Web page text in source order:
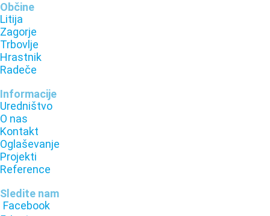
Občine
Litija
Zagorje
Trbovlje
Hrastnik
Radeče
Informacije
Uredništvo
O nas
Kontakt
Oglaševanje
Projekti
Reference
Sledite nam
Facebook